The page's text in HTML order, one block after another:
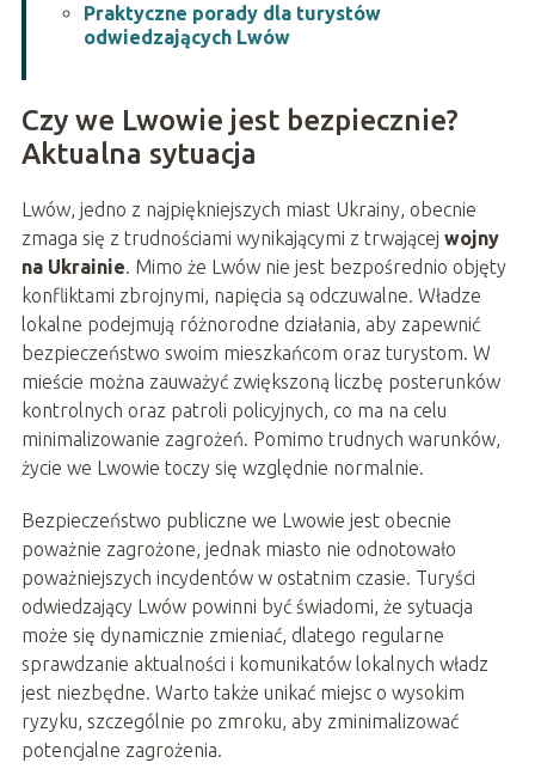
Praktyczne porady dla turystów
odwiedzających Lwów
Czy we Lwowie jest bezpiecznie?
Aktualna sytuacja
Lwów, jedno z najpiękniejszych miast Ukrainy, obecnie
zmaga się z trudnościami wynikającymi z trwającej wojny
na Ukrainie. Mimo że Lwów nie jest bezpośrednio objęty
konfliktami zbrojnymi, napięcia są odczuwalne. Władze
lokalne podejmują różnorodne działania, aby zapewnić
bezpieczeństwo swoim mieszkańcom oraz turystom. W
mieście można zauważyć zwiększoną liczbę posterunków
kontrolnych oraz patroli policyjnych, co ma na celu
minimalizowanie zagrożeń. Pomimo trudnych warunków,
życie we Lwowie toczy się względnie normalnie.
Bezpieczeństwo publiczne we Lwowie jest obecnie
poważnie zagrożone, jednak miasto nie odnotowało
poważniejszych incydentów w ostatnim czasie. Turyści
odwiedzający Lwów powinni być świadomi, że sytuacja
może się dynamicznie zmieniać, dlatego regularne
sprawdzanie aktualności i komunikatów lokalnych władz
jest niezbędne. Warto także unikać miejsc o wysokim
ryzyku, szczególnie po zmroku, aby zminimalizować
potencjalne zagrożenia.